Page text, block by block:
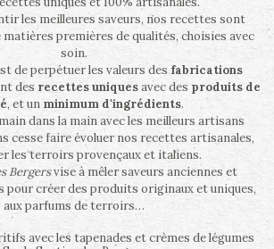
les meilleures saveurs, nos recettes sont
matières premières de qualités, choisies avec
soin.
de perpétuer les valeurs des fabrications
des recettes uniquesavec des produits de
, et un minimum d'ingrédients.
dans la main avec les meilleurs artisans
cesse faire évoluer nos recettes artisanales,
les terroirs provençaux et italiens.
Bergersvise à mêler saveurs anciennes et
pour créer des produits originaux et uniques,
aux parfums de terroirs…
avec les tapenades et crèmes de légumes